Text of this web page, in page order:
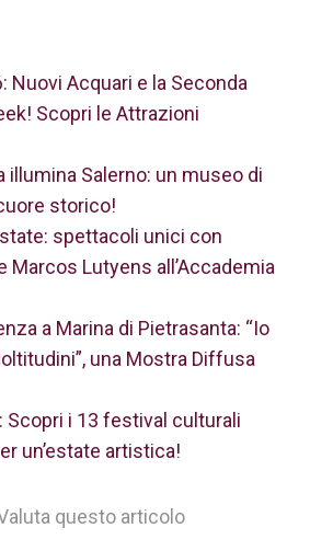
Nuovi Acquari e la Seconda
Scopri le Attrazioni
illumina Salerno: un museo di
storico!
spettacoli unici con
Marcos Lutyens all’Accademia
a Marina di Pietrasanta: “Io
una Mostra Diffusa
Scopri i 13 festival culturali
un’estate artistica!
questo articolo